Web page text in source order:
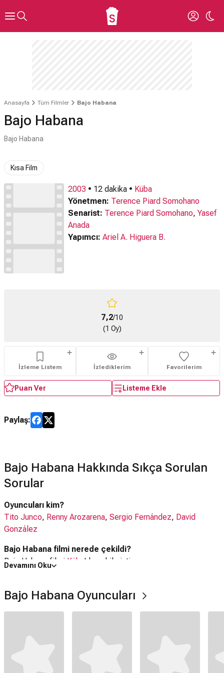
Anasayfa Tüm Filmler Bajo Habana
Bajo Habana
Bajo Habana
Kısa Film
2003 • 12 dakika • Küba
Yönetmen: Terence Piard Somohano
Senarist: Terence Piard Somohano, Yasef
Anada
Yapımcı: Ariel A. Higuera B.
7,2/10
(1 Oy)
İzleme Listem İzlediklerim Favorilerim
Puan Ver Listeme Ekle
Paylaş:
Bajo Habana Hakkında Sıkça Sorulan
Sorular
Oyuncuları kim?
Tito Junco, Renny Arozarena, Sergio Fernández, David
González
Bajo Habana filmi nerede çekildi?
Bajo Habana filmi Küba 'da çekilmiştir.
12 dakika
Bajo Habana filmi hangi tür?
Netflix'te var mı?
Hayır. Film Netflix'te yayınlanmamaktadır.
Devamını Oku
Bajo Habana Oyuncuları